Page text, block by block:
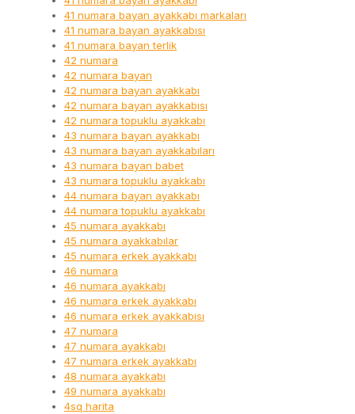
41 numara bayan ayakkabı markaları
41 numara bayan ayakkabısı
41 numara bayan terlik
42 numara
42 numara bayan
42 numara bayan ayakkabı
42 numara bayan ayakkabısı
42 numara topuklu ayakkabı
43 numara bayan ayakkabı
43 numara bayan ayakkabıları
43 numara bayan babet
43 numara topuklu ayakkabı
44 numara bayan ayakkabı
44 numara topuklu ayakkabı
45 numara ayakkabı
45 numara ayakkabılar
45 numara erkek ayakkabı
46 numara
46 numara ayakkabı
46 numara erkek ayakkabı
46 numara erkek ayakkabısı
47 numara
47 numara ayakkabı
47 numara erkek ayakkabı
48 numara ayakkabı
49 numara ayakkabı
4sq harita